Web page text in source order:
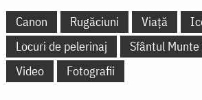
Canon Rugăciuni Viață
Locuri de pelerinaj
Sfântul
Video
Fotografii